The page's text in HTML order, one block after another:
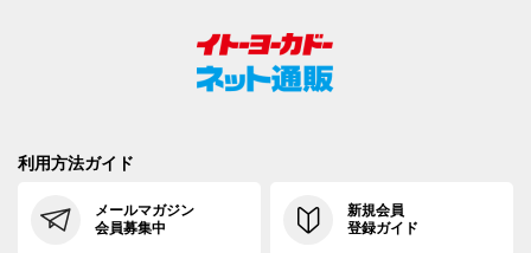
利用方法ガイド
メールマガジン
会員募集中
新規会員
登録ガイド